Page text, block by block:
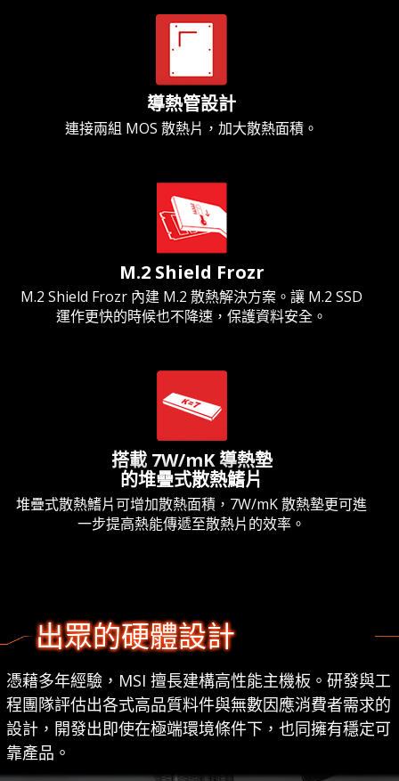
導熱管設計
連接兩組 MOS 散熱片，加大散熱面積。
M.2 Shield Frozr
M.2 Shield Frozr 內建 M.2 散熱解決方案。讓 M.2 SSD
運作更快的時候也不降速，保護資料安全。
搭載 7W/mK 導熱墊
的堆疊式散熱鰭片
堆疊式散熱鰭片可增加散熱面積，7W/mK 散熱墊更可進
一步提高熱能傳遞至散熱片的效率。
出眾的硬體設計
憑藉多年經驗，MSI 擅長建構高性能主機板。研發與工
程團隊評估出各式高品質料件與無數因應消費者需求的
設計，開發出即使在極端環境條件下，也同擁有穩定可
靠產品。